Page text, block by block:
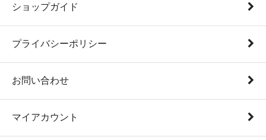
ショップガイド
プライバシーポリシー
お問い合わせ
マイアカウント